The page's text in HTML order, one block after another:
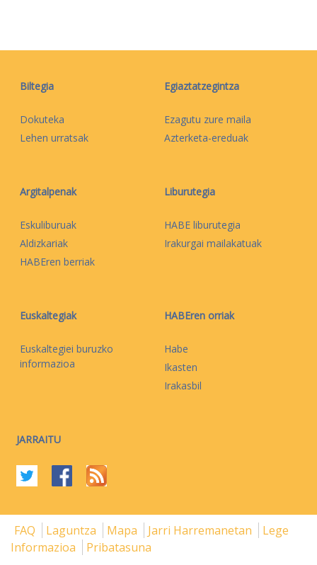
Biltegia
Dokuteka
Lehen urratsak
Egiaztatzegintza
Ezagutu zure maila
Azterketa-ereduak
Argitalpenak
Eskuliburuak
Aldizkariak
HABEren berriak
Liburutegia
HABE liburutegia
Irakurgai mailakatuak
Euskaltegiak
Euskaltegiei buruzko
informazioa
HABEren orriak
Habe
Ikasten
Irakasbil
JARRAITU
FAQ Laguntza Mapa Jarri Harremanetan
Lege
Informazioa
Pribatasuna